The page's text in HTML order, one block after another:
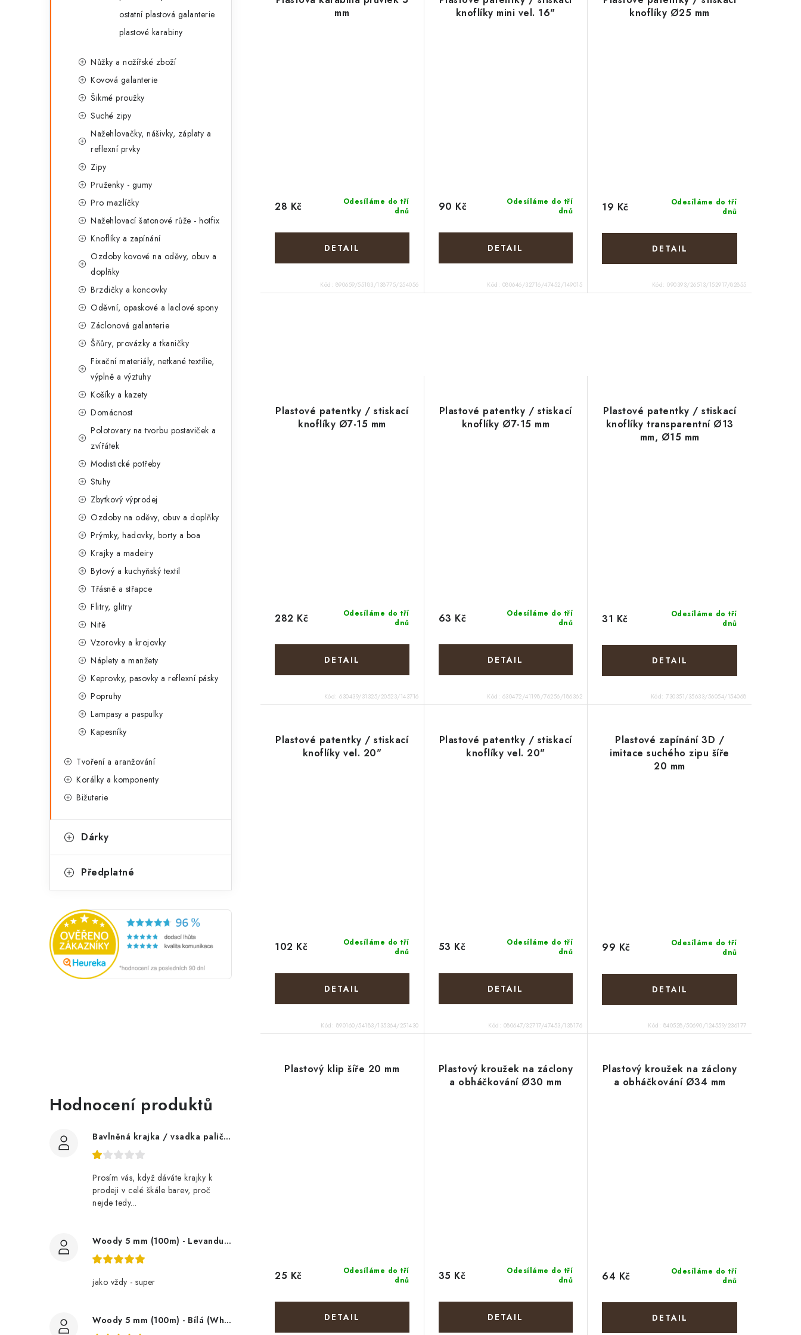
ostatní plastová galanterie
plastové karabiny
Nůžky a nožířské zboží
Kovová galanterie
Šikmé proužky
Suché zipy
Nažehlovačky, nášivky, záplaty a
reflexní prvky
Zipy
Pruženky - gumy
Pro mazlíčky
Nažehlovací šatonové růže - hotfix
Knoflíky a zapínání
Ozdoby kovové na oděvy, obuv a
doplňky
Brzdičky a koncovky
Oděvní, opaskové a laclové spony
Záclonová galanterie
Šňůry, provázky a tkaničky
Fixační materiály, netkané textilie,
výplně a výztuhy
Košíky a kazety
Domácnost
Polotovary na tvorbu postaviček a
zvířátek
Modistické potřeby
Stuhy
Zbytkový výprodej
Ozdoby na oděvy, obuv a doplňky
Prýmky, hadovky, borty a boa
Krajky a madeiry
Bytový a kuchyňský textil
Třásně a střapce
Flitry, glitry
Nitě
Vzorovky a krojovky
Náplety a manžety
Keprovky, pasovky a reflexní pásky
Popruhy
Lampasy a paspulky
Kapesníky
Tvoření a aranžování
Korálky a komponenty
Bižuterie
Dárky
Předplatné
Hodnocení produktů
Bavlněná krajka / vsadka paličkovaná šíře 60 mm
Prosím vás, když dáváte krajky k
prodeji v celé škále barev, proč
nejde tedy...
Woody 5 mm (100m) - Levandule (Lavender)
jako vždy - super
Woody 5 mm (100m) - Bílá (White)
mm
Odesíláme do tří
dnů
28 Kč
Kód: 890659/55183/138775/254056
knoflíky mini vel. 16"
Odesíláme do tří
dnů
90 Kč
Kód: 080646/32716/47452/149015
knoflíky Ø25 mm
Odesíláme do tří
dnů
19 Kč
Kód:090393/26513/152917/82855
Plastové patentky / stiskací
knoflíky Ø7-15 mm
Odesíláme do tří
dnů
282 Kč
Kód:630439/31325/20523/143716
Plastové patentky / stiskací
knoflíky Ø7-15 mm
Odesíláme do tří
dnů
63 Kč
Kód: 630472/41198/76256/186362
Plastové patentky / stiskací
knoflíky transparentní Ø13
mm, Ø15 mm
Odesíláme do tří
dnů
31 Kč
Kód:730351/35633/56054/154068
Plastové patentky / stiskací
knoflíky vel. 20"
Odesíláme do tří
dnů
102 Kč
Kód: 890160/54183/135364/251430
Plastové patentky / stiskací
knoflíky vel. 20"
Odesíláme do tří
dnů
53 Kč
Kód: 080647/32717/47453/138176
Plastové zapínání 3D /
imitace suchého zipu šíře
20 mm
Odesíláme do tří
dnů
99 Kč
Kód: 840528/50690/124559/236177
Plastový klip šíře 20 mm
Odesíláme do tří
dnů
25 Kč
Plastový kroužek na záclony
a obháčkování Ø30 mm
Odesíláme do tří
dnů
35 Kč
Plastový kroužek na záclony
a obháčkování Ø34 mm
Odesíláme do tří
dnů
64 Kč